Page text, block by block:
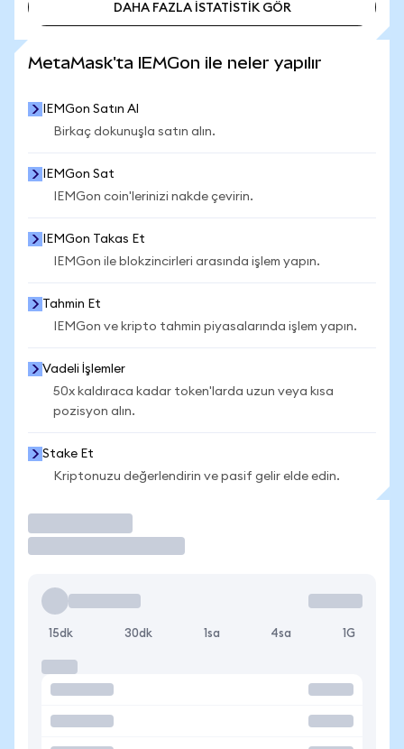
DAHA FAZLA İSTATİSTİK GÖR
MetaMask'ta IEMGon ile neler yapılır
IEMGon Satın Al
Birkaç dokunuşla satın alın.
IEMGon Sat
IEMGon coin'lerinizi nakde çevirin.
IEMGon Takas Et
IEMGon ile blokzincirleri arasında işlem yapın.
Tahmin Et
IEMGon ve kripto tahmin piyasalarında işlem yapın.
Vadeli İşlemler
50x kaldıraca kadar token'larda uzun veya kısa
pozisyon alın.
Stake Et
Kriptonuzu değerlendirin ve pasif gelir elde edin.
15dk 30dk 1sa 4sa 1G